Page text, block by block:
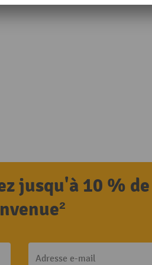
jusqu'à 10 %
Adresse e-mail